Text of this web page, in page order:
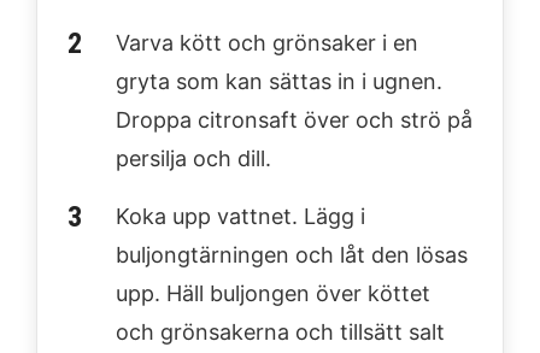
Varva kött och grönsaker i en
gryta som kan sättas in i ugnen.
Droppa citronsaft över och strö på
persilja och dill.
Koka upp vattnet. Lägg i
buljongtärningen och låt den lösas
upp. Häll buljongen över köttet
och grönsakerna och tillsätt salt